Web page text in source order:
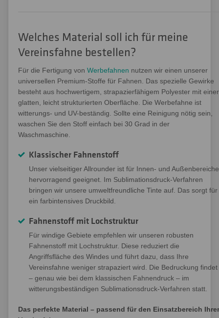
Welches Material soll ich für meine
Vereinsfahne bestellen?
Für die Fertigung von Werbefahnen nutzen wir einen unserer
universellen Premium-Stoffe für Fahnen. Das spezielle Gewirke
besteht aus hochwertigem, strapazierfähigem Polyester mit einer
glatten, leicht strukturierten Oberfläche. Die Werbefahne ist
witterungs- und UV-beständig. Sollte eine Reinigung nötig sein,
waschen Sie den Stoff einfach bei 30 Grad in der
Waschmaschine.
Klassischer Fahnenstoff
Unser vielseitiger Allrounder ist für Innen- und Außenbereiche
hervorragend geeignet. Im Sublimationsdruck-Verfahren
bringen wir unsere umweltfreundliche Tinte auf. Das sorgt für
ein farbintensives Druckbild.
Fahnenstoff mit Lochstruktur
Für windige Gebiete empfehlen wir unseren robusten
Fahnenstoff mit Lochstruktur. Diese reduziert die
Angriffsfläche des Windes und führt dazu, dass Ihre
Vereinsfahne weniger strapaziert wird. Die Bedruckung findet
– genau wie bei dem klassischen Fahnendruck – im
witterungsbeständigen Sublimationsdruck-Verfahren statt.
Das perfekte Material – passend für den Einsatzbereich Ihrer